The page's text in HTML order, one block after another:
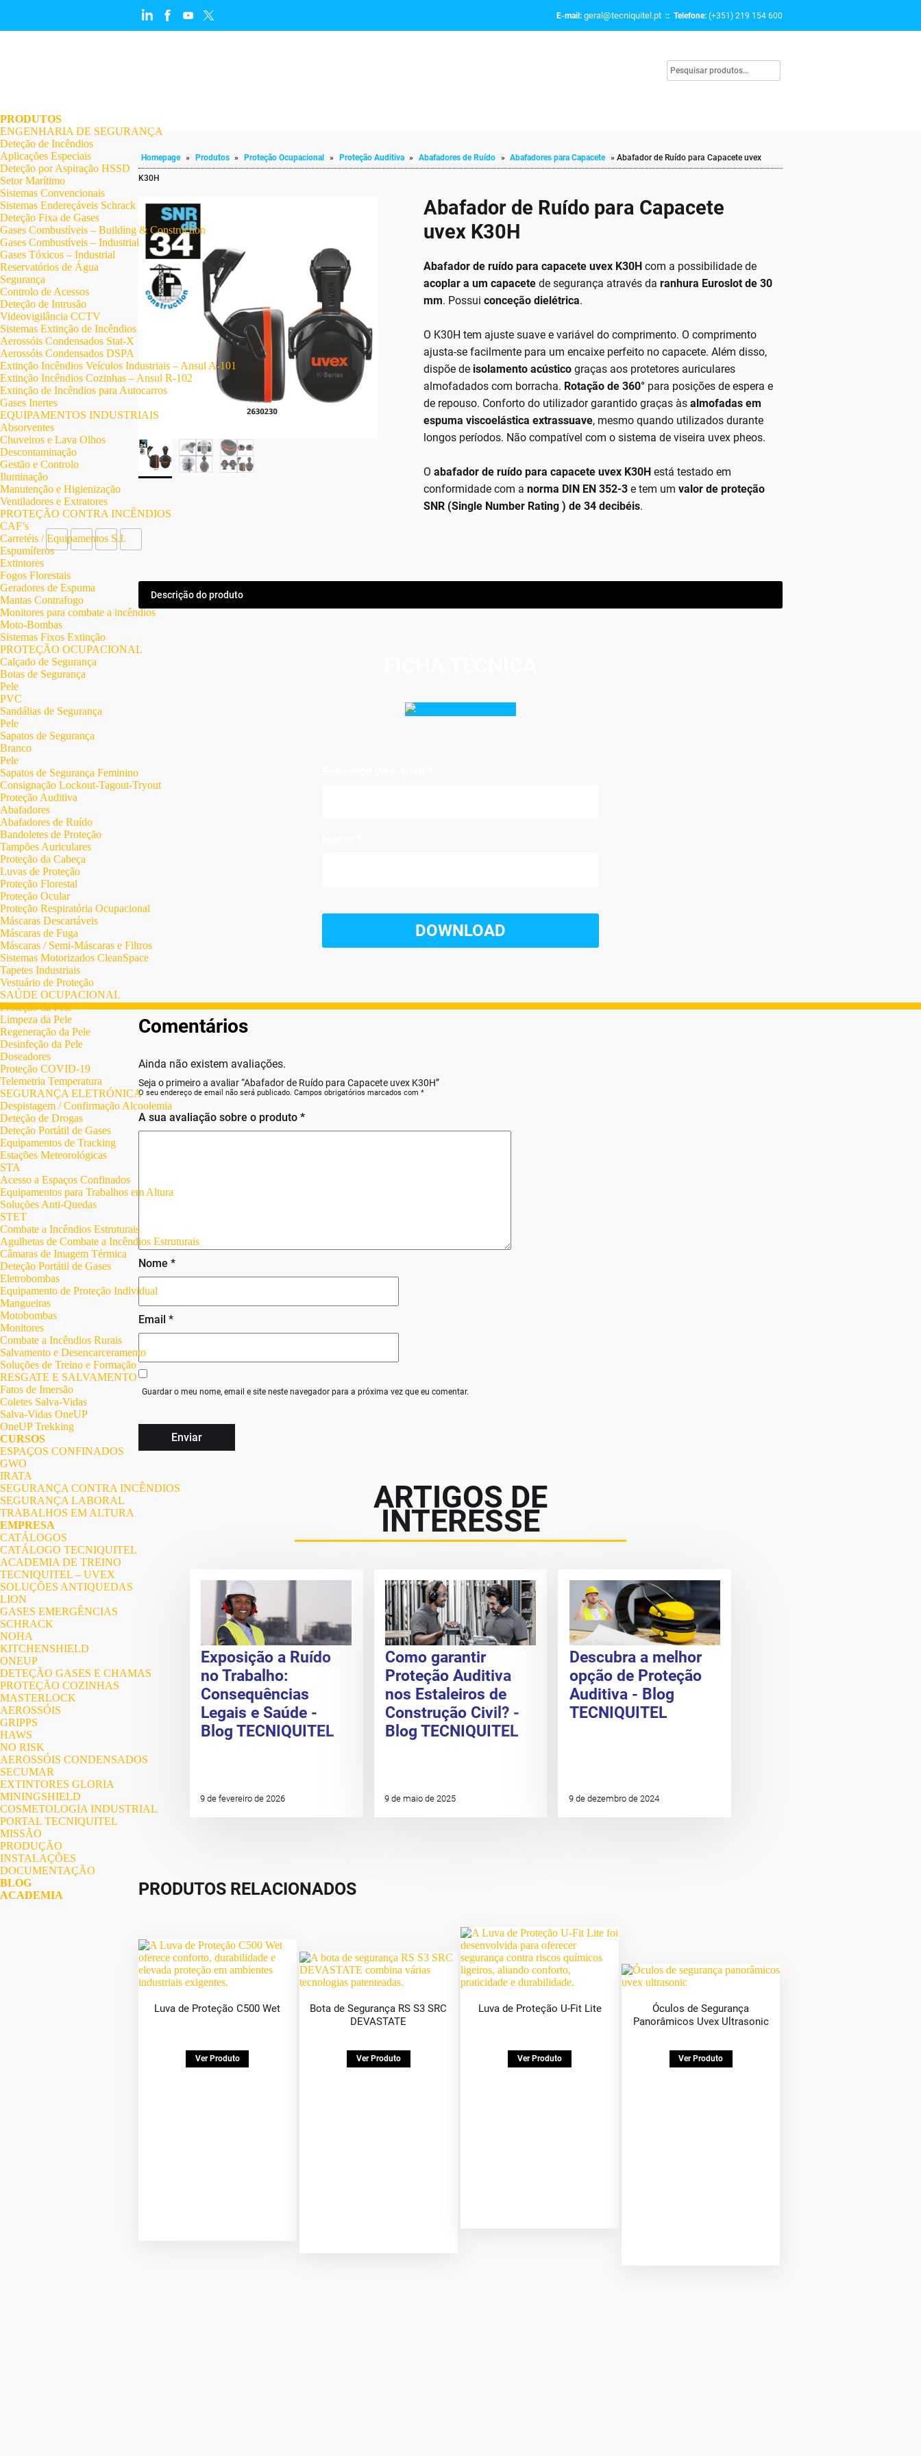
E-mail: geral@tecniquitel.pt :: Telefone: (+351) 219 154 600
PRODUTOS
ENGENHARIA DE SEGURANÇA
Deteção de Incêndios
Aplicações Especiais
Deteção por Aspiração HSSD
Setor Marítimo
Sistemas Convencionais
Sistemas Endereçáveis Schrack
Deteção Fixa de Gases
Gases Combustíveis – Building & Construction
Gases Combustíveis – Industrial
Gases Tóxicos – Industrial
Reservatórios de Água
Segurança
Controlo de Acessos
Deteção de Intrusão
Videovigilância CCTV
Sistemas Extinção de Incêndios
Aerossóis Condensados Stat-X
Aerossóis Condensados DSPA
Extinção Incêndios Veículos Industriais – Ansul A-101
Extinção Incêndios Cozinhas – Ansul R-102
Extinção de Incêndios para Autocarros
Gases Inertes
EQUIPAMENTOS INDUSTRIAIS
Absorventes
Chuveiros e Lava Olhos
Descontaminação
Gestão e Controlo
Iluminação
Manutenção e Higienização
Ventiladores e Extratores
PROTEÇÃO CONTRA INCÊNDIOS
CAF’s
Carretéis / Equipamentos S.I.
Espumíferos
Extintores
Fogos Florestais
Geradores de Espuma
Mantas Contrafogo
Monitores para combate a incêndios
Moto-Bombas
Sistemas Fixos Extinção
PROTEÇÃO OCUPACIONAL
Calçado de Segurança
Botas de Segurança
Pele
PVC
Sandálias de Segurança
Pele
Sapatos de Segurança
Branco
Pele
Sapatos de Segurança Feminino
Consignação Lockout-Tagout-Tryout
Proteção Auditiva
Abafadores
Abafadores de Ruído
Bandoletes de Proteção
Tampões Auriculares
Proteção da Cabeça
Luvas de Proteção
Proteção Florestal
Proteção Ocular
Proteção Respiratória Ocupacional
Máscaras Descartáveis
Máscaras de Fuga
Máscaras / Semi-Máscaras e Filtros
Sistemas Motorizados CleanSpace
Tapetes Industriais
Vestuário de Proteção
SAÚDE OCUPACIONAL
Proteção da Pele
Limpeza da Pele
Regeneração da Pele
Desinfeção da Pele
Doseadores
Proteção COVID-19
Telemetria Temperatura
SEGURANÇA ELETRÓNICA
Despistagem / Confirmação Alcoolemia
Deteção de Drogas
Deteção Portátil de Gases
Equipamentos de Tracking
Estações Meteorológicas
STA
Acesso a Espaços Confinados
Equipamentos para Trabalhos em Altura
Soluções Anti-Quedas
STET
Combate a Incêndios Estruturais
Agulhetas de Combate a Incêndios Estruturais
Câmaras de Imagem Térmica
Deteção Portátil de Gases
Eletrobombas
Equipamento de Proteção Individual
Mangueiras
Motobombas
Monitores
Combate a Incêndios Rurais
Salvamento e Desencarceramento
Soluções de Treino e Formação
RESGATE E SALVAMENTO
Fatos de Imersão
Coletes Salva-Vidas
Salva-Vidas OneUP
OneUP Trekking
CURSOS
ESPAÇOS CONFINADOS
GWO
IRATA
SEGURANÇA CONTRA INCÊNDIOS
SEGURANÇA LABORAL
TRABALHOS EM ALTURA
EMPRESA
CATÁLOGOS
CATÁLOGO TECNIQUITEL
ACADEMIA DE TREINO
TECNIQUITEL – UVEX
SOLUÇÕES ANTIQUEDAS
LION
GASES EMERGÊNCIAS
SCHRACK
NOHA
KITCHENSHIELD
ONEUP
DETEÇÃO GASES E CHAMAS
PROTEÇÃO COZINHAS
MASTERLOCK
AEROSSÓIS
GRIPPS
HAWS
NO RISK
AEROSSÓIS CONDENSADOS
SECUMAR
EXTINTORES GLORIA
MININGSHIELD
COSMETOLOGIA INDUSTRIAL
PORTAL TECNIQUITEL
MISSÃO
PRODUÇÃO
INSTALAÇÕES
DOCUMENTAÇÃO
BLOG
ACADEMIA
Homepage » Produtos » Proteção Ocupacional » Proteção Auditiva » Abafadores de Ruído » Abafadores para Capacete »Abafador de Ruído para Capacete uvex
K30H
Abafador de Ruído para Capacete
uvex K30H
Abafador de ruído para capacete uvex K30H com a possibilidade de
acoplar a um capacete de segurança através daranhura Euroslot de 30
mm. Possuiconceção dielétrica.
O K30H tem ajuste suave e variável do comprimento. O comprimento
ajusta-se facilmente para um encaixe perfeito no capacete. Além disso,
dispõe de isolamento acústico graças aos protetores auriculares
almofadados com borracha. Rotação de 360° para posições de espera e
de repouso. Conforto do utilizador garantido graças àsalmofadas em
espuma viscoelástica extrassuave, mesmo quando utilizados durante
longos períodos. Não compatível com o sistema de viseira uvex pheos.
Oabafador de ruído para capacete uvex K30H está testado em
conformidade com anorma DIN EN 352-3 e tem umvalor de proteção
SNR (Single Number Rating ) de 34 decibéis.
Descrição do produto
Comentários
Ainda não existem avaliações.
Seja o primeiro a avaliar “Abafador de Ruído para Capacete uvex K30H”
O seu endereço de email não será publicado. Campos obrigatórios marcados com *
A sua avaliação sobre o produto *
Nome *
Email *
Guardar o meu nome, email e site neste navegador para a próxima vez que eu comentar.
ARTIGOS DE
INTERESSE
Exposição a Ruído
no Trabalho:
Consequências
Legais e Saúde -
Blog TECNIQUITEL
9 de fevereiro de 2026
Como garantir
Proteção Auditiva
nos Estaleiros de
Construção Civil? -
Blog TECNIQUITEL
9 de maio de 2025
Descubra a melhor
opção de Proteção
Auditiva - Blog
TECNIQUITEL
9 de dezembro de 2024
PRODUTOS RELACIONADOS
Luva de Proteção C500 Wet
Ver Produto
Bota de Segurança RS S3 SRC
DEVASTATE
Ver Produto
Luva de Proteção U-Fit Lite
Ver Produto
Óculos de Segurança
Panorâmicos Uvex Ultrasonic
Ver Produto